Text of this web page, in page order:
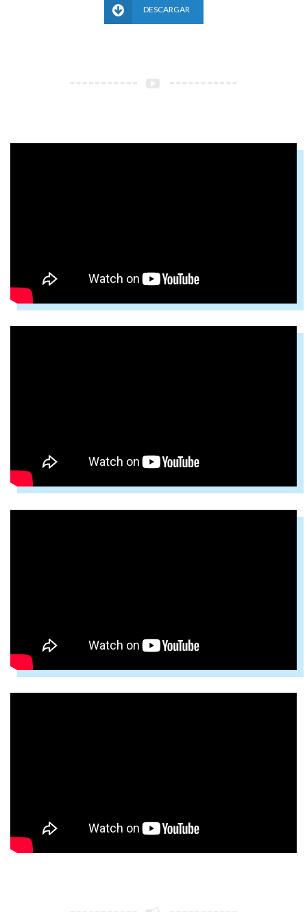
DESCARGAR